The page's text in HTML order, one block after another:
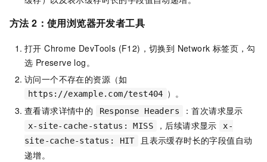
方法 2：使用浏览器开发者工具
打开 Chrome DevTools (F12)，切换到 Network 标签页，勾
选 Preserve log。
访问一个不存在的资源（如
https://example.com/test404 ）。
查看请求详情中的
Response Headers ：首次请求显示
x-site-cache-status: MISS ，后续请求显示
x-
site-cache-status: HIT
且表示缓存时长的字段值自动
递增。